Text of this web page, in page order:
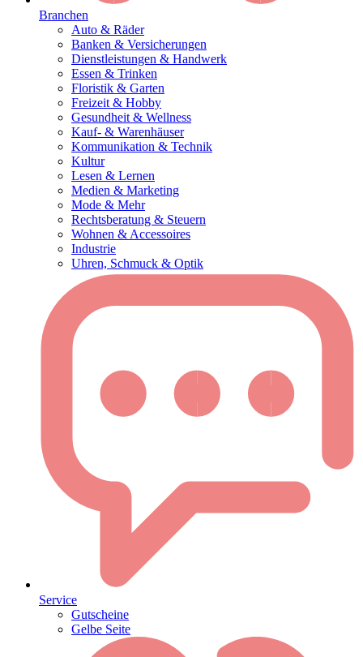
Branchen
Auto & Räder
Banken & Versicherungen
Dienstleistungen & Handwerk
Essen & Trinken
Floristik & Garten
Freizeit & Hobby
Gesundheit & Wellness
Kauf- & Warenhäuser
Kommunikation & Technik
Kultur
Lesen & Lernen
Medien & Marketing
Mode & Mehr
Rechtsberatung & Steuern
Wohnen & Accessoires
Industrie
Uhren, Schmuck & Optik
Service
Gutscheine
Gelbe Seite